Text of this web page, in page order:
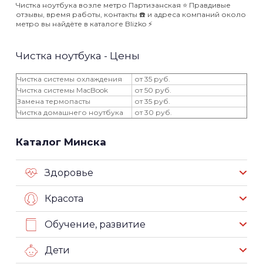
Чистка ноутбука возле метро Партизанская ⭐️ Правдивые
отзывы, время работы, контакты ☎️ и адреса компаний около
метро вы найдёте в каталоге Blizko ⚡️
Чистка ноутбука - Цены
Чистка системы охлаждения
от 35 руб.
Чистка системы MacBook
от 50 руб.
Замена термопасты
от 35 руб.
Чистка домашнего ноутбука
от 30 руб.
Каталог Минска
Здоровье
Красота
Обучение, развитие
Дети